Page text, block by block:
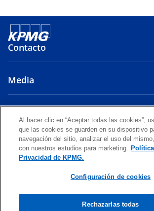
Contacto
Media
s
e
r
e
e
s
e
r
e
e
s
e
r
e
LegalPolítica de Privacidad
© 2026 KPMG Auditores Consultores Limitada,
chilena por acciones, ambas firmas miembro de
de firmas miembro de KPMG afiliadas a KPMG
Al hacer clic en “Aceptar todas las cookies”,
que las cookies se guarden en su dispositivo
navegación del sitio, analizar el uso del
con nuestros estudios para marketing.
Privacidad de KPMG.
Configuración de cookies
Rechazarlas todas